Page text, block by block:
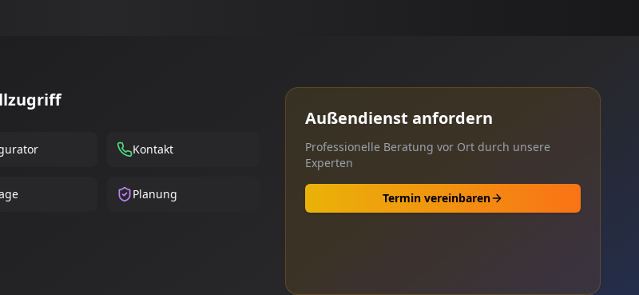
Kontakt
Planung
Außendienst anfordern
Professionelle Beratung vor Ort durch unsere
Experten
Termin vereinbaren